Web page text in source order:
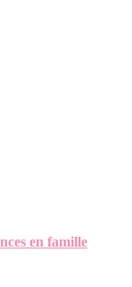
en famille